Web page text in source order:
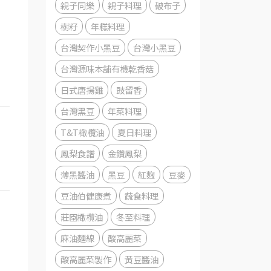
親子同樂
親子料理
破布子
樹籽
年糕料理
台灣契作小黑豆
台灣小黑豆
台灣源味本舖有機乾香菇
日式唐揚雞
豉留香
台灣黑豆
年菜料理
T&T橄欖油
夏日料理
鳳梨食譜
金鑽鳳梨
薄黑醬油
黑豆 紅麴
豆麥
豆油伯健康煮
蔬食料理
莊園橄欖油
冬至料理
麻油麵線
酸高麗菜
酸高麗菜製作
黃豆醬油